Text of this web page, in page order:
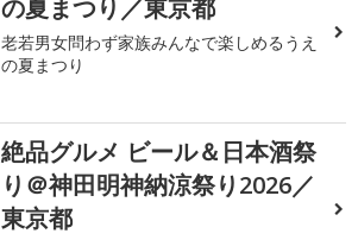
の夏まつり／東京都
老若男女問わず家族みんなで楽しめるうえ
の夏まつり
絶品グルメ ビール＆日本酒祭
り＠神田明神納涼祭り2026／
東京都